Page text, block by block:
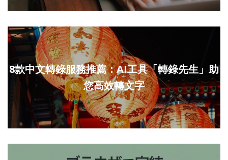
8款中文轉錄服務推薦：AI工具「轉錄先生」助
您高效轉文字